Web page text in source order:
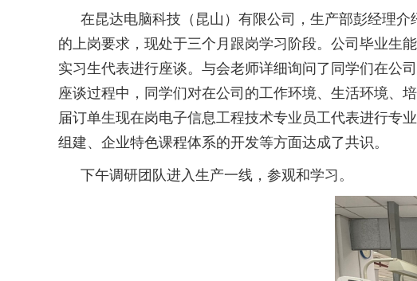
在昆达电脑科技（昆山）有限公司 ，生产部彭经理介
的上岗要求，现处于三个月跟岗学习阶段。公司毕业生
实习生代表进行座谈。 与会老师详细询问了同学们在公
座谈过程中，同学们对在公司的工作环境、生活环境、
届订单生现在岗电子信息工程技术专业员工代表进行专
组建、企业特色课程体系的开发等方面达成了共识。
下午调研团队进入生产一线，参观和学习。